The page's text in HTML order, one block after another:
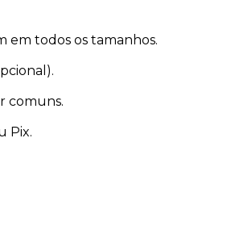
em todos os tamanhos.
comuns.
Pix.